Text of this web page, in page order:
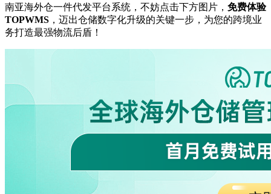
南亚海外仓一件代发平台系统，不妨点击下方图片 ， 免费体验
TOPWMS ，迈出仓储数字化升级的关键一步，为您的跨境业
务打造最强物流后盾！